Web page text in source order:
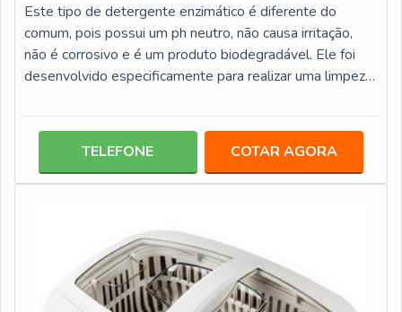
Este tipo de detergente enzimático é diferente do
comum, pois possui um ph neutro, não causa irritação,
não é corrosivo e é um produto biodegradável. Ele foi
desenvolvido especificamente para realizar uma limpeza
odontológicos e em ambiente hospitalar, tem a
pus, entre outros. Geralmente o uso é feito por meio de
uma solução onde são imersos os instrumentos por um
TELEFONE COTAR AGORA